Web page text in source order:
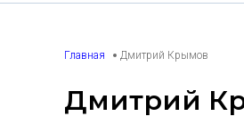
Главная Дмитрий Крымов
Дмитрий